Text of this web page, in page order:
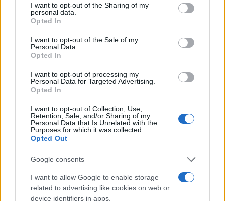
not limited to your visit or usage behaviour. You may click to
grant or deny consent to Google and its third-party tags to
use your data for below specified purposes in below Google
consent section.
I want to opt-out of the Sharing of my
personal data.
Opted In
I want to opt-out of the Sale of my
Personal Data.
Opted In
I want to opt-out of processing my
Personal Data for Targeted Advertising.
Opted In
I want to opt-out of Collection, Use,
Retention, Sale, and/or Sharing of my
Personal Data that Is Unrelated with the
Purposes for which it was collected.
Opted Out
Google consents
I want to allow Google to enable storage
related to advertising like cookies on web or
device identifiers in apps.
του σε όλους
βιωσιμότητα σε καθημερινή πράξη
Stoiximan: «Πού ήσουν;» στις μεγάλες στιγμές του
Ολυμπιακού